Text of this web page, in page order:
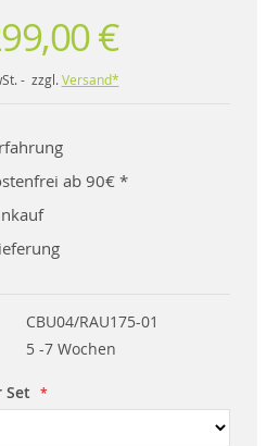
€
- zzgl. Versand*
ab 90€ *
CBU04/RAU175-01
5 -7 Wochen
Set